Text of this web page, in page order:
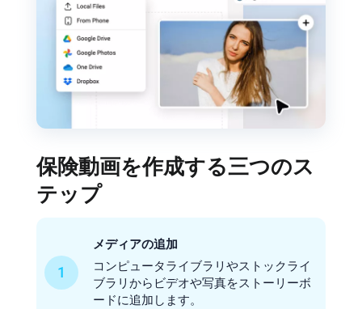
保険動画を作成する三つのス
テップ
1
メディアの追加
コンピュータライブラリやストックライ
ブラリからビデオや写真をストーリーボ
ードに追加します。